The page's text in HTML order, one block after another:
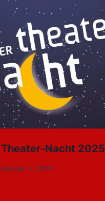
Nacht 2025
1, 2025